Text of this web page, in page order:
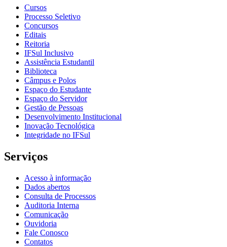
Cursos
Processo Seletivo
Concursos
Editais
Reitoria
IFSul Inclusivo
Assistência Estudantil
Biblioteca
Câmpus e Polos
Espaço do Estudante
Espaço do Servidor
Gestão de Pessoas
Desenvolvimento Institucional
Inovação Tecnológica
Integridade no IFSul
Serviços
Acesso à informação
Dados abertos
Consulta de Processos
Auditoria Interna
Comunicação
Ouvidoria
Fale Conosco
Contatos